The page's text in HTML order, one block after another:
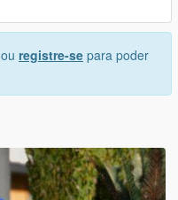
ou registre-se para poder